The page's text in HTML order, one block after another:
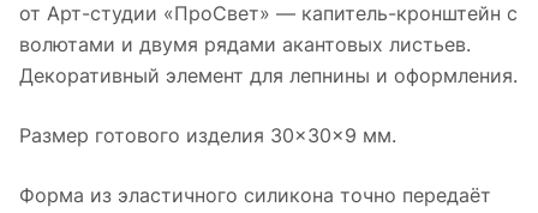
от Арт-студии «ПроСвет» — капитель-кронштейн с
волютами и двумя рядами акантовых листьев.
Декоративный элемент для лепнины и оформления.
Размер готового изделия 30×30×9 мм.
Форма из эластичного силикона точно передаёт